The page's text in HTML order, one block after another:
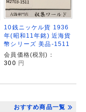
10銭ニッケル貨 1936
年(昭和11年銘) 近海貨
幣シリーズ 美品-1511
会員価格(税別)：
300 円
おすすめ商品一覧